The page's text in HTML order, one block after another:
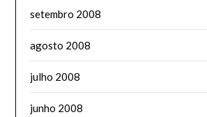
setembro 2008
agosto 2008
julho 2008
junho 2008